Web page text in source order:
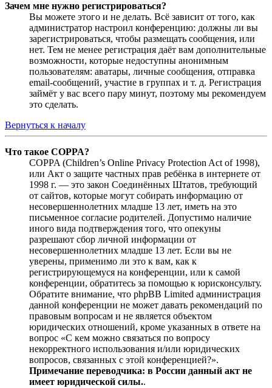
Зачем мне нужно регистрироваться?
Вы можете этого и не делать. Всё зависит от того, как
администратор настроил конференцию: должны ли вы
зарегистрироваться, чтобы размещать сообщения, или
нет. Тем не менее регистрация даёт вам дополнительные
возможности, которые недоступны анонимным
пользователям: аватары, личные сообщения, отправка
email-сообщений, участие в группах и т. д. Регистрация
займёт у вас всего пару минут, поэтому мы рекомендуем
это сделать.
Вернуться к началу
Что такое COPPA?
COPPA (Children’s Online Privacy Protection Act of 1998),
или Акт о защите частных прав ребёнка в интернете от
1998 г. — это закон Соединённых Штатов, требующий
от сайтов, которые могут собирать информацию от
несовершеннолетних младше 13 лет, иметь на это
письменное согласие родителей. Допустимо наличие
иного вида подтверждения того, что опекуны
разрешают сбор личной информации от
несовершеннолетних младше 13 лет. Если вы не
уверены, применимо ли это к вам, как к
регистрирующемуся на конференции, или к самой
конференции, обратитесь за помощью к юрисконсульту.
Обратите внимание, что phpBB Limited администрация
данной конференции не может давать рекомендаций по
правовым вопросам и не является объектом
юридических отношений, кроме указанных в ответе на
вопрос «С кем можно связаться по вопросу
некорректного использования и/или юридических
вопросов, связанных с этой конференцией?».
Примечание переводчика: в России данный акт не
имеет юридической силы..